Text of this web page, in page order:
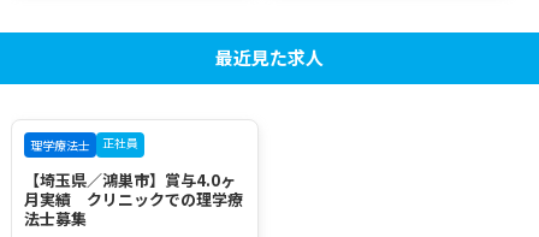
最近見た求人
理学療法士 正社員
【埼玉県／鴻巣市】賞与4.0ヶ
月実績 クリニックでの理学療
法士募集